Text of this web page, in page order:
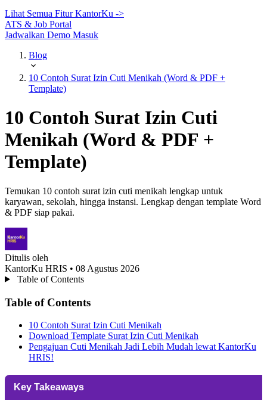
Lihat Semua Fitur KantorKu ->
ATS & Job Portal
Jadwalkan Demo Masuk
Blog
10 Contoh Surat Izin Cuti Menikah (Word & PDF +
Template)
10 Contoh Surat Izin Cuti
Menikah (Word & PDF +
Template)
Temukan 10 contoh surat izin cuti menikah lengkap untuk
karyawan, sekolah, hingga instansi. Lengkap dengan template Word
& PDF siap pakai.
Ditulis oleh
KantorKu HRIS • 08 Agustus 2026
Table of Contents
Table of Contents
10 Contoh Surat Izin Cuti Menikah
Download Template Surat Izin Cuti Menikah
Pengajuan Cuti Menikah Jadi Lebih Mudah lewat KantorKu
HRIS!
Key Takeaways